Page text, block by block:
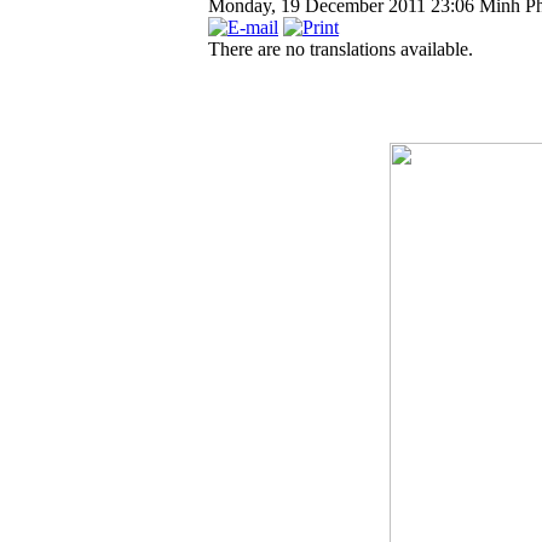
Monday, 19 December 2011 23:06 Minh
There are no translations available.